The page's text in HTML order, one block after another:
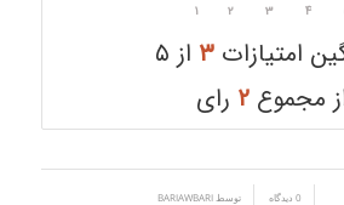
۱ ۲ ۳ ۴
امتیازات۳ از ۵
مجموع۲ رای
0 دیدگاه توسطBARIAWBARI